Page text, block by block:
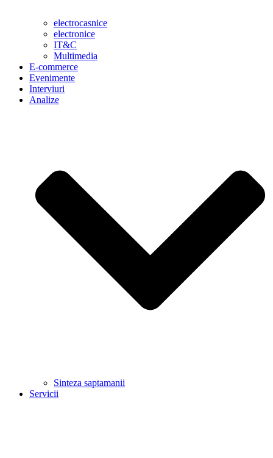
electrocasnice
electronice
IT&C
Multimedia
E-commerce
Evenimente
Interviuri
Analize
Sinteza saptamanii
Servicii